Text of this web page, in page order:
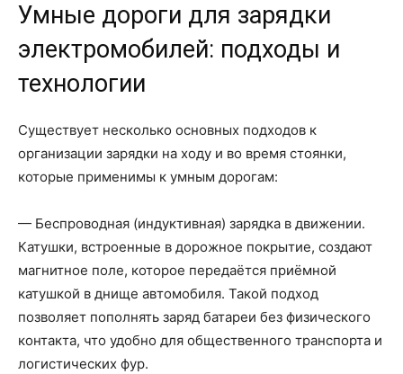
Умные дороги для зарядки
электромобилей: подходы и
технологии
Существует несколько основных подходов к
организации зарядки на ходу и во время стоянки,
которые применимы к умным дорогам:
— Беспроводная (индуктивная) зарядка в движении.
Катушки, встроенные в дорожное покрытие, создают
магнитное поле, которое передаётся приёмной
катушкой в днище автомобиля. Такой подход
позволяет пополнять заряд батареи без физического
контакта, что удобно для общественного транспорта и
логистических фур.